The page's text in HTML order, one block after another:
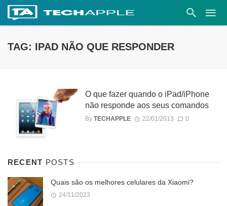
TAG: IPAD NÃO QUE RESPONDER
O que fazer quando o iPad/iPhone
não responde aos seus comandos
By TECHAPPLE 22/01/2013 0
RECENT POSTS
Quais são os melhores celulares da Xiaomi?
24/11/2023